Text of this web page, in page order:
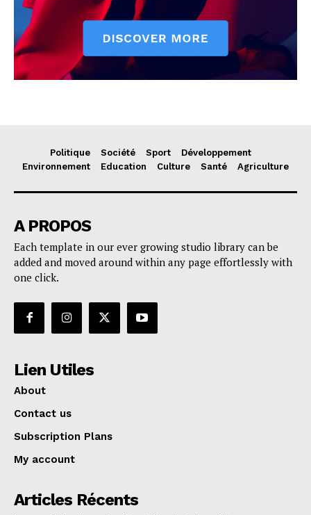
Politique Société Sport
Développement
Environnement
Education Culture Santé Agriculture
A PROPOS
Each template in our ever growing studio library can be
added and moved around within any page effortlessly with
one click.
Lien Utiles
About
Contact us
Subscription Plans
My account
Articles Récents